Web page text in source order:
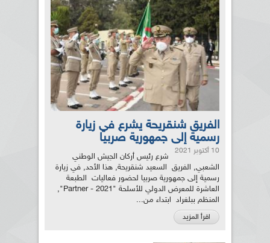
الفريق شنقريحة يشرع في زيارة
رسمية إلى جمهورية صربيا
10 أكتوبر 2021
شرع رئيس أركان الجيش الوطني
الشعبي, الفريق السعيد شنقريحة, هذا الأحد, في زيارة
رسمية إلى جمهورية صربيا لحضور فعاليات الطبعة
العاشرة للمعرض الدولي للأسلحة "Partner - 2021",
المنظم ببلغراد ابتداء من...
اقرأ المزيد